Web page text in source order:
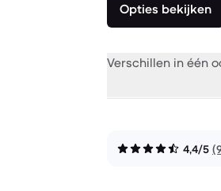
Opties bekijken
Verschillen in één
4,4/5